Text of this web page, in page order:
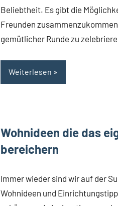
Beliebtheit. Es gibt die
Freunden
gemütlicher Runde zu
Weiterlesen
Wohnideen die das
bereichern
Immer wieder sind wir auf der
Wohnideen und